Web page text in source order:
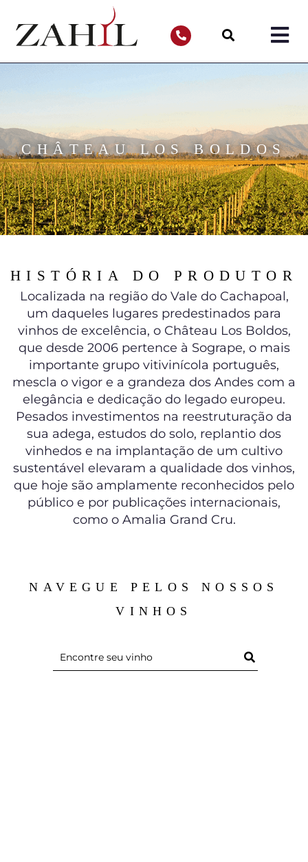
CHÂTEAU LOS BOLDOS
HISTÓRIA DO PRODUTOR
Localizada na região do Vale do Cachapoal,
um daqueles lugares predestinados para
vinhos de excelência, o Château Los Boldos,
que desde 2006 pertence à Sogrape, o mais
importante grupo vitivinícola português,
mescla o vigor e a grandeza dos Andes com a
elegância e dedicação do legado europeu.
Pesados investimentos na reestruturação da
sua adega, estudos do solo, replantio dos
vinhedos e na implantação de um cultivo
sustentável elevaram a qualidade dos vinhos,
que hoje são amplamente reconhecidos pelo
público e por publicações internacionais,
como o Amalia Grand Cru.
NAVEGUE PELOS NOSSOS
VINHOS